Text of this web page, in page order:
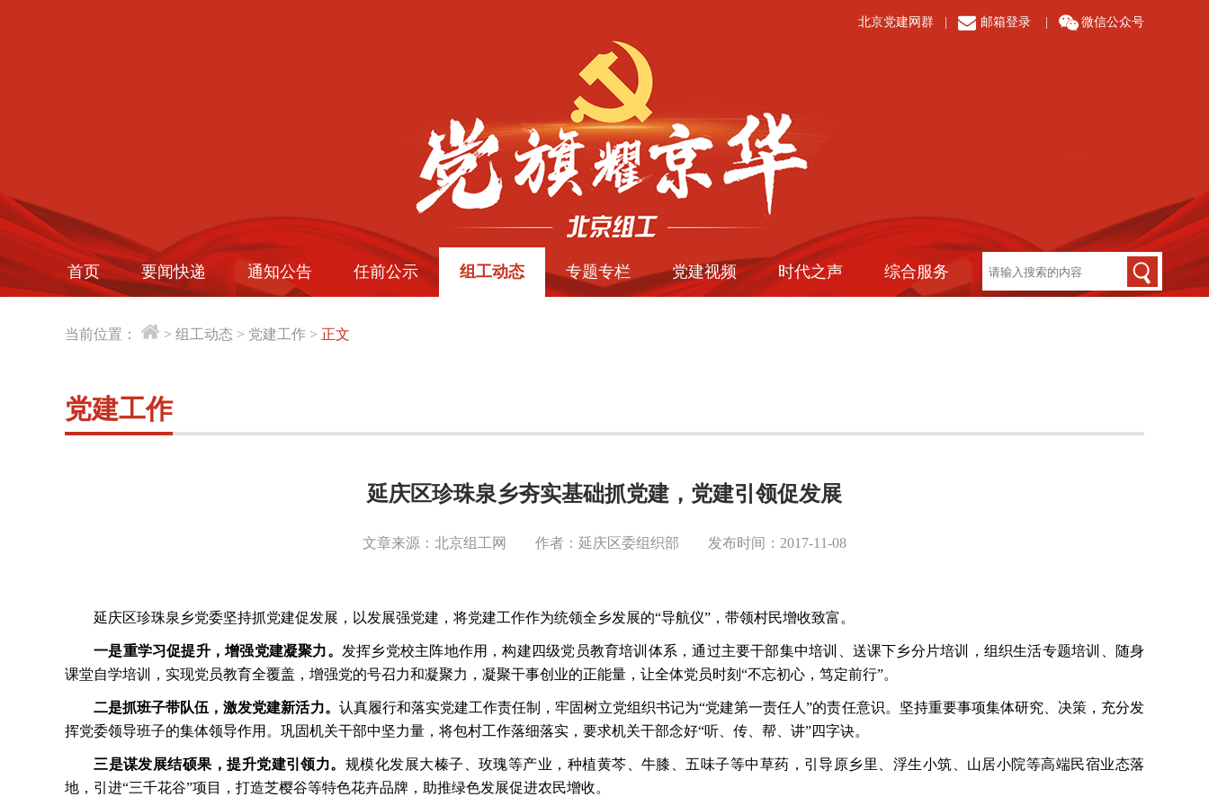
北京党建网群 邮箱登录 微信公众号
首页 要闻快递 通知公告 任前公示 组工动态 专题专栏 党建视频 时代之声 综合服务
当前位置： > 组工动态 > 党建工作 > 正文
党建工作
延庆区珍珠泉乡夯实基础抓党建，党建引领促发展
文章来源：北京组工网 作者：延庆区委组织部 发布时间：2017-11-08
延庆区珍珠泉乡党委坚持抓党建促发展，以发展强党建，将党建工作作为统领全乡发展的“导航仪”，带领村民增收致富。
一是重学习促提升，增强党建凝聚力。 发挥乡党校主阵地作用，构建四级党员教育培训体系，通过主要干部集中培训、送课下乡分片培训，组织生活专题培训、随身
课堂自学培训，实现党员教育全覆盖，增强党的号召力和凝聚力，凝聚干事创业的正能量，让全体党员时刻 “不忘初心，笃定前行”。
二是抓班子带队伍，激发党建新活力。 认真履行和落实党建工作责任制，牢固树立党组织书记为“党建第一责任人”的责任意识。坚持重要事项集体研究、决策，充分发
挥党委领导班子的集体领导作用。巩固机关干部中坚力量，将包村工作落细落实，要求机关干部念好“听、传、帮、讲”四字诀。
三是谋发展结硕果，提升党建引领力。 规模化发展大榛子、玫瑰等产业，种植黄芩、牛膝、五味子等中草药，引导原乡里、浮生小筑、山居小院等高端民宿业态落
地，引进“三千花谷”项目，打造芝樱谷等特色花卉品牌，助推绿色发展促进农民增收。